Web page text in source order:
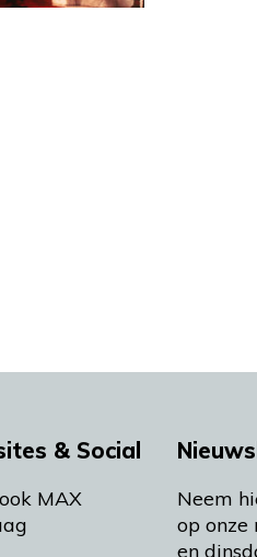
& Social
MAX
Neem
op onze
en